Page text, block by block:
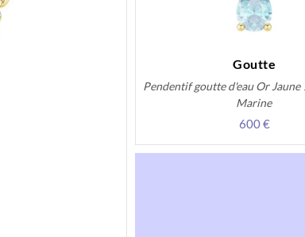
Goutte
Pendentif goutte d'eau Or Jaune
Marine
600 €